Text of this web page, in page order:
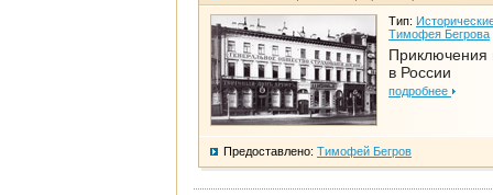
Тип:
Тимофея Бегрова
Приключения
в России
подробнее
Предоставлено: Тимофей Бегров